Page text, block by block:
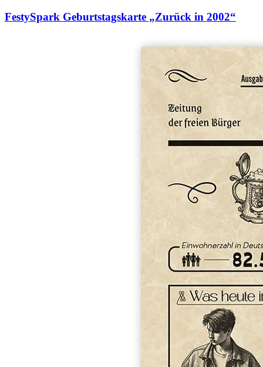
FestySpark Geburtstagskarte „Zurück in 2002“